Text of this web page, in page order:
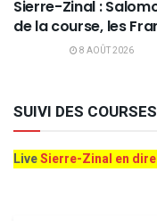
Sierre-Zinal :
de la course, les
8 AOÛT 2026
SUIVI DES
LiveSierre-Zinal en